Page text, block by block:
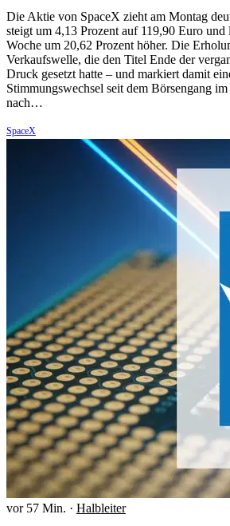
Die Aktie von SpaceX zieht am Montag
steigt um 4,13 Prozent auf 119,90 Euro
Woche um 20,62 Prozent höher. Die
Verkaufswelle, die den Titel Ende der
Druck gesetzt hatte – und markiert damit
Stimmungswechsel seit dem Börsengang
nach…
SpaceX
vor 57 Min. · Halbleiter